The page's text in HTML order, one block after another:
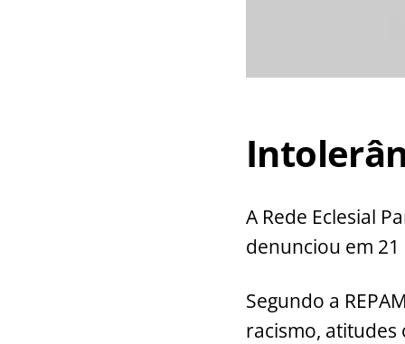
A Rede Eclesial
denunciou em
Segundo a
racismo, atitudes